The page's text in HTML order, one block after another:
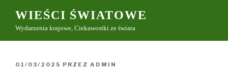
treści
WIEŚCI ŚWIATOWE
Wydarzenia krajowe, Ciekawostki ze świata
OPUBLIKOWANE
01/03/2025 PRZEZ ADMIN